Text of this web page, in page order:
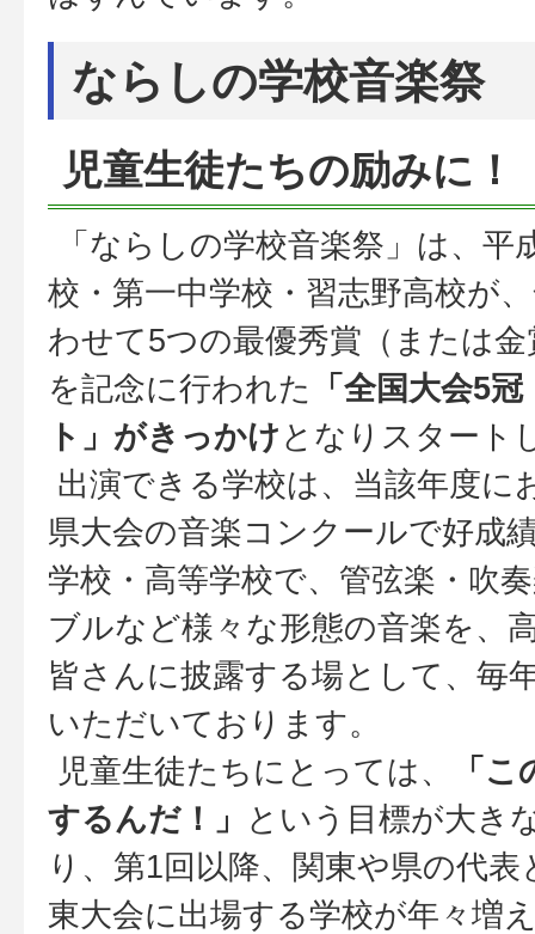
ならしの学校音楽祭
児童生徒たちの励みに！
「ならしの学校音楽祭」は、平
校・第一中学校・習志野高校が
わせて5つの最優秀賞（または
を記念に行われた
「全国大会5
ト」がきっかけとなりスタート
出演できる学校は、当該年度に
県大会の音楽コンクールで好成
学校・高等学校で、管弦楽・吹
ブルなど様々な形態の音楽を、
皆さんに披露する場として、毎
いただいております。
児童生徒たちにとっては、
「
するんだ！」
という目標が大き
り、第1回以降、関東や県の代
東大会に出場する学校が年々増